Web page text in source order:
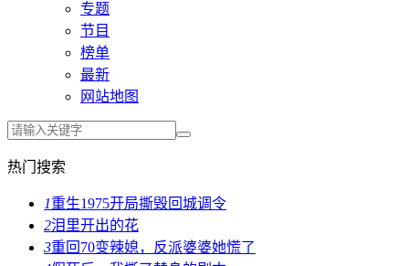
专题
节目
榜单
最新
网站地图
热门搜索
1重生1975开局撕毁回城调令
2泪里开出的花
3重回70变辣媳，反派婆婆她慌了